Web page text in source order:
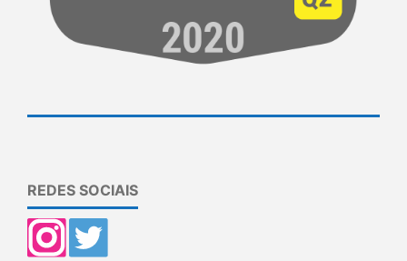
REDES SOCIAIS